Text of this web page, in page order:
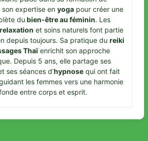
expertise en yogapour créer une
du bien-être au féminin. Les
relaxation et soins naturels font partie
depuis toujours. Sa pratique du reiki
Thaïenrichit son approche
Depuis 5 ans, elle partage ses
ses séances d’hypnosequi ont fait
les femmes vers une harmonie
entre corps et esprit.